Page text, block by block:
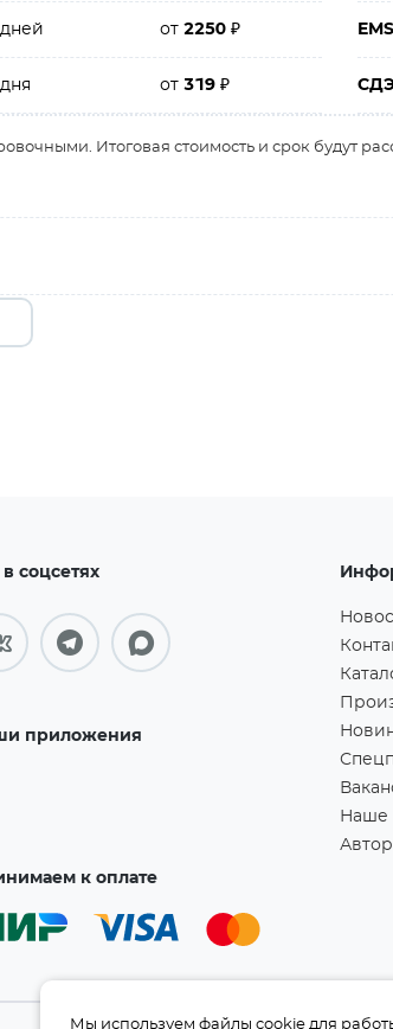
от2250₽ EMS
от319₽
Итоговая стоимость и срок будут
соцсетях
приложения
к оплате
Наше
Мы используем файлы cookie для